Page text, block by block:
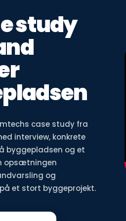
study
case study fra
interview, konkrete
byggepladsen og et
opsætningen
og
et stort byggeprojekt.